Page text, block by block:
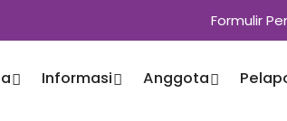
Formulir
Informasi Anggota